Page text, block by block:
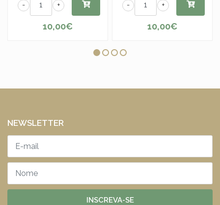
+
-
10,00€
+
-
10,00€
NEWSLETTER
INSCREVA-SE